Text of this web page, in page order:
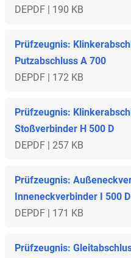
DEPDF | 190 KB
Prüfzeugnis:
Putzabschluss A 700
DEPDF | 172 KB
Prüfzeugnis:
Stoßverbinder H 500 D
DEPDF | 257 KB
Prüfzeugnis:
Inneneckverbinder I 500 D
DEPDF | 171 KB
Prüfzeugnis: